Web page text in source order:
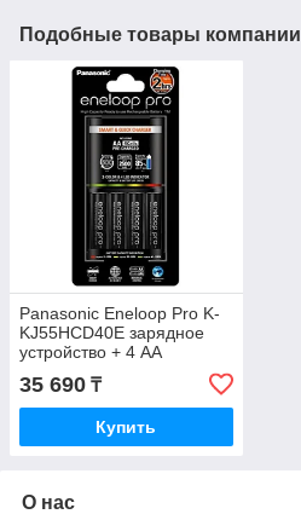
Подобные товары компании
Panasonic Eneloop Pro K-
KJ55HCD40E зарядное
устройство + 4 АА
аккумулятора 2500 mAh
35 690 ₸
Купить
О нас